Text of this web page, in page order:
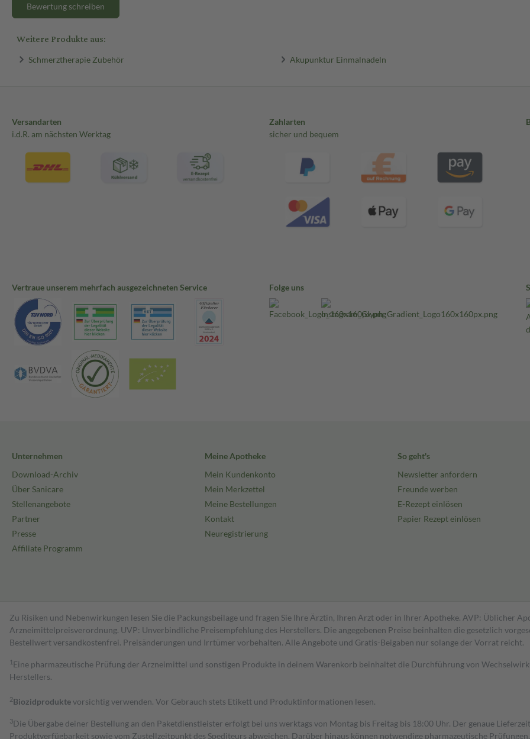
Bewertung schreiben
Weitere Produkte aus:
Schmerztherapie Zubehör Akupunktur Einmalnadeln
Versandarten
i.d.R. am nächsten Werktag
Zahlarten
sicher und bequem
Vertraue unserem mehrfach ausgezeichneten Service Folge uns
Unternehmen
Download-Archiv
Über Sanicare
Stellenangebote
Partner
Presse
Affiliate Programm
Meine Apotheke
Mein Kundenkonto
Mein Merkzettel
Meine Bestellungen
Kontakt
Neuregistrierung
So geht's
Newsletter anfordern
Freunde werben
E-Rezept einlösen
Papier Rezept einlösen
Zu Risiken und Nebenwirkungen lesen Sie die Packungsbeilage und fragen Sie Ihre Ärztin, Ihren Arzt oder in Ihrer Apotheke. AVP: Üblicher
Arzneimittelpreisverordnung. UVP: Unverbindliche Preisempfehlung des Herstellers. Die angegebenen Preise beinhalten die gesetzlich
Bestell­wert versand­kosten­frei. Preisänderungen und Irrtümer vorbehalten. Alle Angebote und Gratis-Beigaben nur solange der Vorrat reicht.
1 Eine pharmazeutische Prüfung der Arzneimittel und sonstigen Produkte in deinem Warenkorb beinhaltet die Durchführung von
Herstellers.
2Biozidproduktevorsichtig verwenden. Vor Gebrauch stets Etikett und Produktinformationen lesen.
3Die Übergabe deiner Bestellung an den Paketdienstleister erfolgt bei uns werktags von Montag bis Freitag bis 18:00 Uhr. Der genaue
Produktverfügbarkeit sowie vom Zustellzeitpunkt des Spediteurs abweichen. Darüber hinaus können notwendige pharmazeutische